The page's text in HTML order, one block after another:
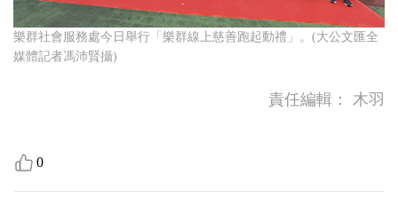
樂群社會服務處今日舉行「樂群線上慈善跑起動禮」。(大公文匯全
媒體記者馮沛賢攝)
責任編輯： 木羽
0